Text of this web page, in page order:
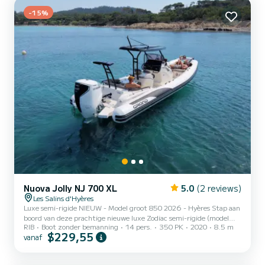
-15%
Nuova Jolly NJ 700 XL 5.0 (2 reviews)
Les Salins d'Hyères
Luxe semi-rigide NIEUW - Model groot 850 2026 - Hyères Stap aan
boord van deze prachtige nieuwe luxe Zodiac semi-rigide (model
2026) van 8,50 meter, uitgerust met een krachtige 350 pk motor,
geschikt voor maximaal 14 personen. Boot met alle opties
RIB Boot zonder bemanning 14 pers. 350 PK 2020 8.5 m
vanaf $229,55